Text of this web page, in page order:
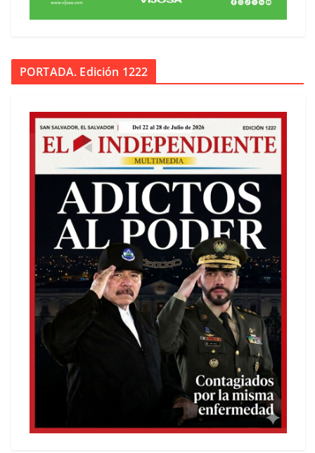
PORTADA. Edición 1222